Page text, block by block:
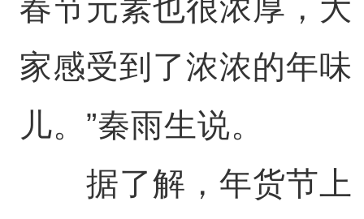
春节元素也很浓厚，大
家感受到了浓浓的年味
儿。”秦雨生说。
据了解，年货节上